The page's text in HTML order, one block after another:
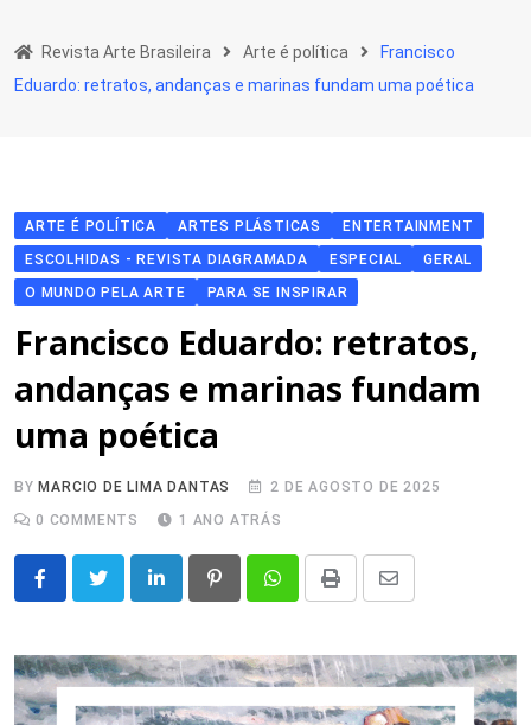
to
content
Revista Arte Brasileira Arte é política
Francisco
Eduardo: retratos, andanças e marinas fundam uma poética
ARTE É POLÍTICA ARTES PLÁSTICAS
ENTERTAINMENT
ESCOLHIDAS - REVISTA DIAGRAMADA
ESPECIAL
GERAL
O MUNDO PELA ARTE
PARA SE INSPIRAR
Francisco Eduardo: retratos,
andanças e marinas fundam
uma poética
BY MARCIO DE LIMA DANTAS
2 DE AGOSTO DE 2025
0 COMMENTS 1 ANO ATRÁS
LinkedIn PinterestWhatsappPrint
Share
Email